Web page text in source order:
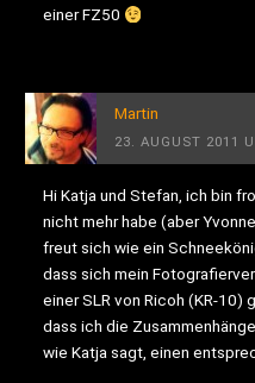
einer FZ50
Martin
23. AUGUST 2011
Hi Katja und Stefan, ich bin
nicht mehr habe (aber
freut sich wie ein
dass sich mein
einer SLR von Ricoh (KR-10)
dass ich die
wie Katja sagt, einen